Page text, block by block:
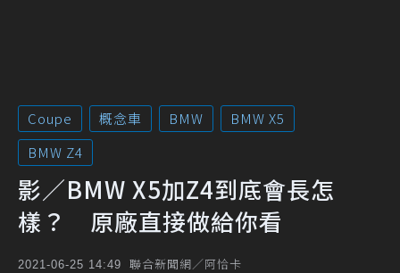
Coupe 概念車 BMW
BMW X5
BMW Z4
影／BMW X5加Z4到底會長怎
樣？ 原廠直接做給你看
2021-06-25 14:49 聯合新聞網／阿恰卡